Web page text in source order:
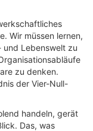
Wir müssen lernen,
und Lebenswelt zu
zu denken.
der Vier-Null-
handeln, gerät
Das, was